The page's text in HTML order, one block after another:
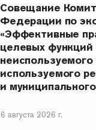
Совещание
Федерации по
«Эффективные
целевых
используемого
и
6 августа 2026 г.